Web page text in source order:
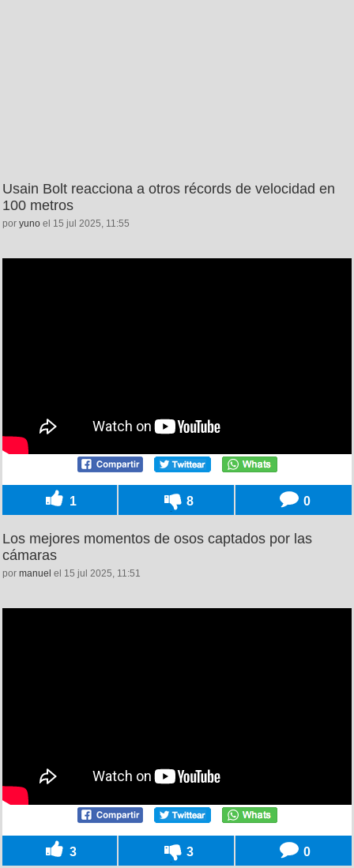
Usain Bolt reacciona a otros récords de velocidad en
100 metros
por yuno el 15 jul 2025, 11:55
1 8 0
Los mejores momentos de osos captados por las
cámaras
por manuel el 15 jul 2025, 11:51
3 3 0